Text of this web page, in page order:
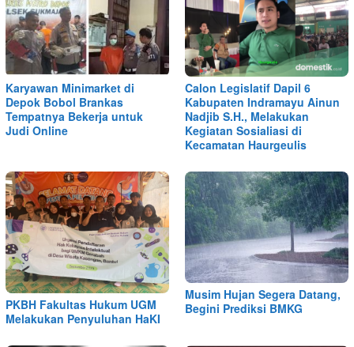
Karyawan Minimarket di
Depok Bobol Brankas
Tempatnya Bekerja untuk
Judi Online
Calon Legislatif Dapil 6
Kabupaten Indramayu Ainun
Nadjib S.H., Melakukan
Kegiatan Sosialiasi di
Kecamatan Haurgeulis
PKBH Fakultas Hukum UGM
Melakukan Penyuluhan HaKI
Musim Hujan Segera Datang,
Begini Prediksi BMKG